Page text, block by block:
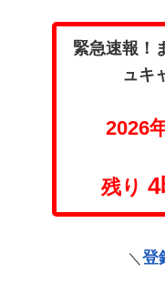
緊急速報！
ュキ
2026
残り
＼ 登